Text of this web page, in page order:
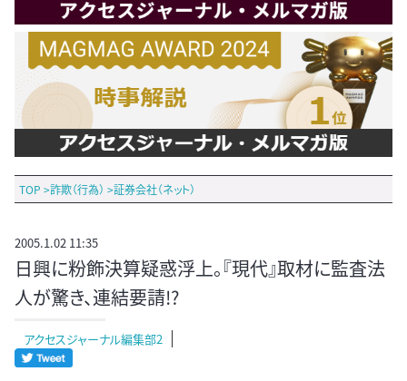
TOP >詐欺（行為） >証券会社（ネット）
2005.1.02 11:35
日興に粉飾決算疑惑浮上。『現代』取材に監査法
人が驚き、連結要請!?
アクセスジャーナル編集部2